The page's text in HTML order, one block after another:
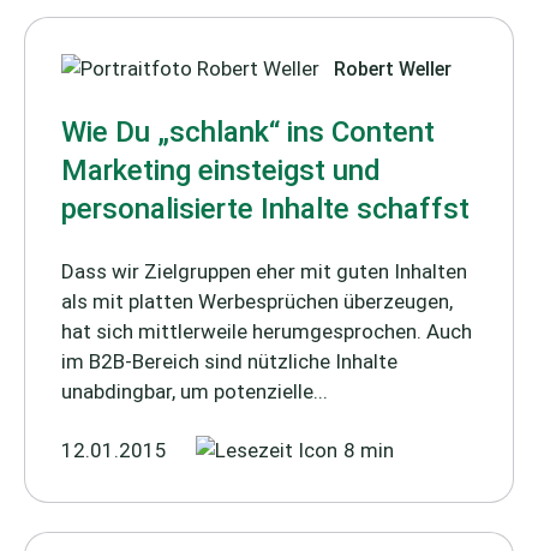
Robert Weller
Wie Du „schlank“ ins Content
Marketing einsteigst und
personalisierte Inhalte schaffst
Dass wir Zielgruppen eher mit guten Inhalten
als mit platten Werbesprüchen überzeugen,
hat sich mittlerweile herumgesprochen. Auch
im B2B-Bereich sind nützliche Inhalte
unabdingbar, um potenzielle...
12.01.2015 8 min